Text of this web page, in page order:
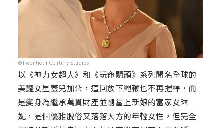
©Twentieth Century Studios
以《神力女超人》和《玩命關頭》系列聞名全球的
美豔女星蓋兒加朵，這回放下繩鞭也不再握桿，而
是變身為繼承萬貫財產並剛當上新娘的富家女琳
妮，是個優雅脫俗又落落大方的年輕女性，但完全